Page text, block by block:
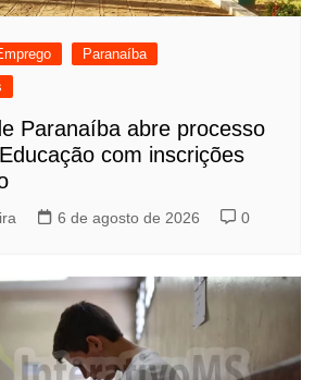
Paranaíba
Paranaíba abre processo
com inscrições
6 de agosto de 2026 0